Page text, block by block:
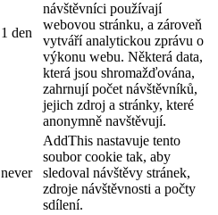
1 den
návštěvníci používají
webovou stránku, a zároveň
vytváří analytickou zprávu o
výkonu webu. Některá data,
která jsou shromažďována,
zahrnují počet návštěvníků,
jejich zdroj a stránky, které
anonymně navštěvují.
never
AddThis nastavuje tento
soubor cookie tak, aby
sledoval návštěvy stránek,
zdroje návštěvnosti a počty
sdílení.